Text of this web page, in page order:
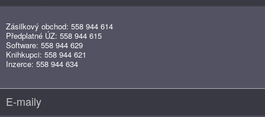
Zásilkový obchod: 558 944 614
Předplatné ÚZ: 558 944 615
Software: 558 944 629
Knihkupci: 558 944 621
Inzerce: 558 944 634
E-maily